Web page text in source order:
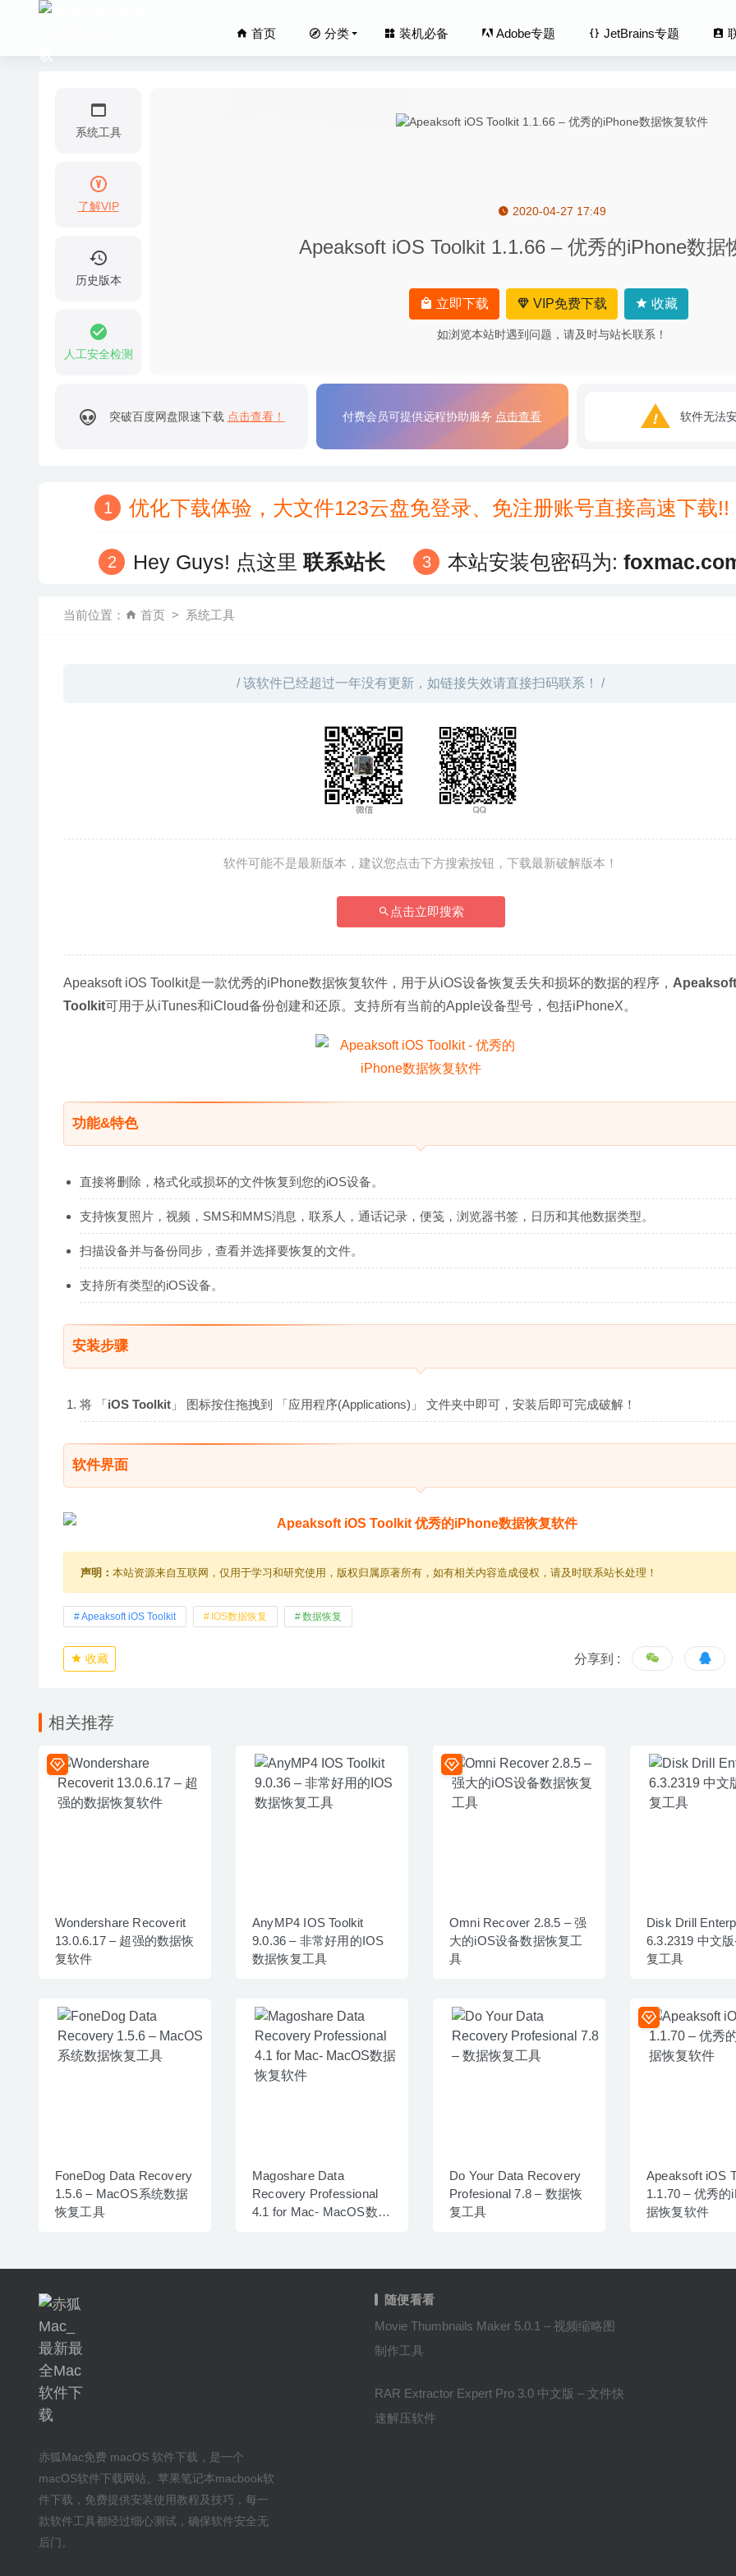
首页 分类 装机必备 Adobe专题 JetBrains专题
系统工具
了解VIP
历史版本
人工安全检测
2020-04-27 17:49
Apeaksoft iOS Toolkit 1.1.66 – 优秀的iPhone数据
立即下载 VIP免费下载 收藏
如浏览本站时遇到问题，请及时与站长联系！
突破百度网盘限速下载 点击查看！ 付费会员可提供远程协助服务 点击查看 软件无法
优化下载体验，大文件123云盘免登录、免注册账号直接高速下
Hey Guys! 点这里联系站长 本站安装包密码为:
当前位置： 首页 系统工具
/ 该软件已经超过一年没有更新，如链接失效请直接扫码联系！ /
软件可能不是最新版本，建议您点击下方搜索按钮，下载最新破解版本！
点击立即搜索
Apeaksoft iOS Toolkit是一款优秀的iPhone数据恢复软件，用于从iOS设备恢复丢失和损坏的数据的程序，
Toolkit可用于从iTunes和iCloud备份创建和还原。支持所有当前的Apple设备型号，包括iPhoneX。
功能&特色
直接将删除，格式化或损坏的文件恢复到您的iOS设备。
支持恢复照片，视频，SMS和MMS消息，联系人，通话记录，便笺，浏览器书签，日历和其他数据类型。
扫描设备并与备份同步，查看并选择要恢复的文件。
支持所有类型的iOS设备。
安装步骤
将 「iOS Toolkit 」 图标按住拖拽到 「应用程序(Applications)」 文件夹中即可，安装后即可完成破解！
软件界面
声明： 本站资源来自互联网，仅用于学习和研究使用，版权归属原著所有，如有相关内容造成侵权，请及时联系站长处理！
Apeaksoft iOS Toolkit IOS数据恢复 数据恢复
收藏 分享到 :
相关推荐
Wondershare Recoverit
13.0.6.17 – 超强的数据恢
复软件
AnyMP4 IOS Toolkit
9.0.36 – 非常好用的IOS
数据恢复工具
Omni Recover 2.8.5 – 强
大的iOS设备数据恢复工
具
Disk Drill
6.3.2319 中文
复工具
FoneDog Data Recovery
1.5.6 – MacOS系统数据
恢复工具
Magoshare Data
Recovery Professional
4.1 for Mac- MacOS数据
Do Your Data Recovery
Profesional 7.8 – 数据恢
复工具
Apeaksoft iOS
1.1.70 – 优秀的
据恢复软件
赤狐Mac免费 macOS 软件下载 ，是一个
macOS软件下载网站
苹果笔记本macbook软
件下载 ，免费提供安装使用教程及技巧 ，每一
款软件工具都经过细心测试，确保软件安全无
后门。
随便看看
Movie Thumbnails Maker 5.0.1 – 视频缩略图
制作工具
RAR Extractor Expert Pro 3.0 中文版 – 文件快
速解压软件
ON1 Effects 20.4.1.18862 中文版-优秀的照片滤镜/LUT/纹理处理工具
Vivaldi 3.7.2218.4 中文版 – 独特的浏览器 2021-03-17
Autokroma AfterCodecs 1.9.3 – 优秀的AE视频渲染编码插件 2020-05-27